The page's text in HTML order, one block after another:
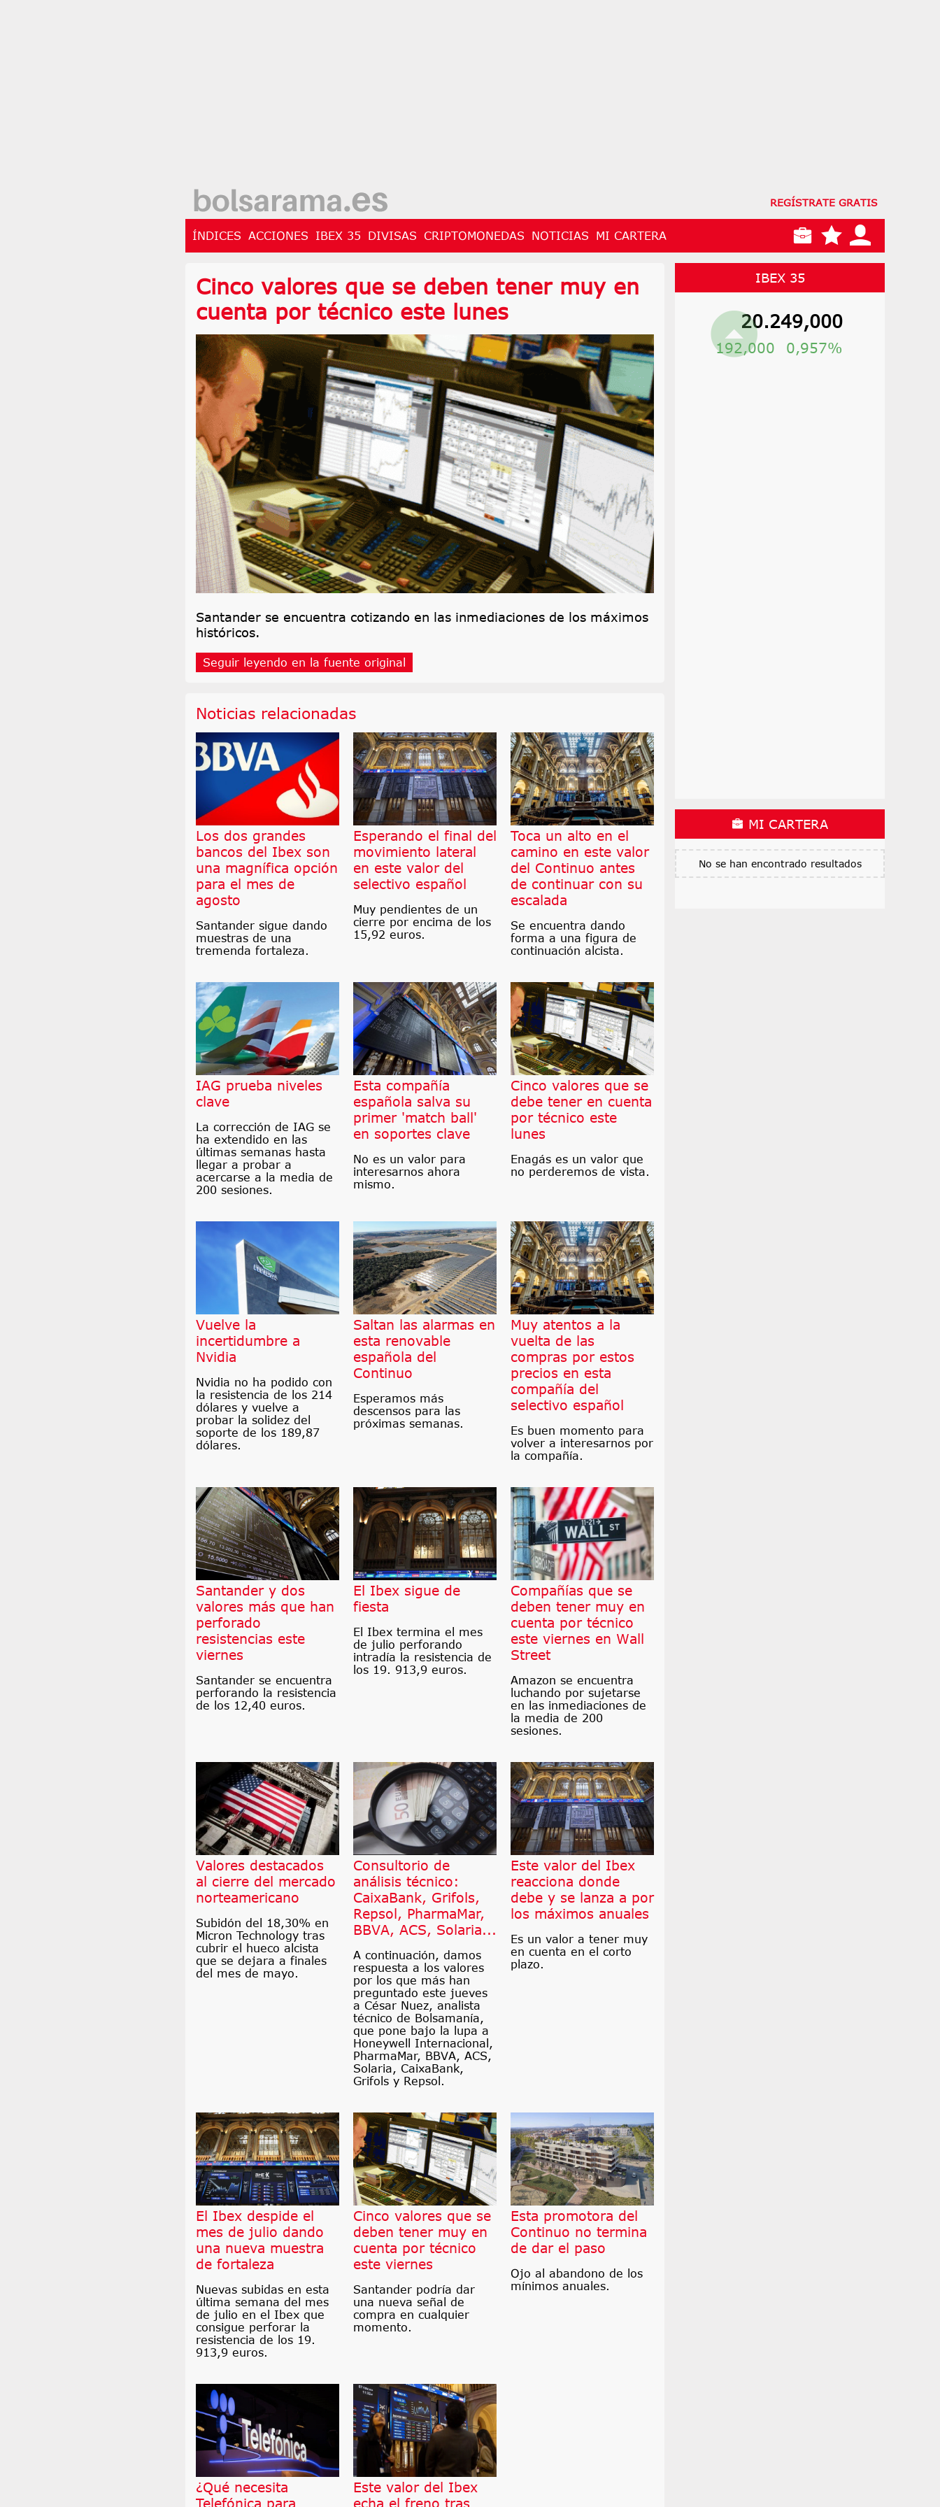
REGÍSTRATE GRATIS
ÍNDICES ACCIONES IBEX 35 DIVISAS CRIPTOMONEDAS NOTICIAS MI CARTERA
Cinco valores que se deben tener muy en
cuenta por técnico este lunes
Santander se encuentra cotizando en las inmediaciones de los máximos
históricos.
Seguir leyendo en la fuente original
Noticias relacionadas
Los dos grandes
bancos del Ibex son
una magnífica opción
para el mes de
agosto
Santander sigue dando
muestras de una
tremenda fortaleza.
Esperando el final del
movimiento lateral
en este valor del
selectivo español
Muy pendientes de un
cierre por encima de los
15,92 euros.
Toca un alto en el
camino en este valor
del Continuo antes
de continuar con su
escalada
Se encuentra dando
forma a una figura de
continuación alcista.
IAG prueba niveles
clave
La corrección de IAG se
ha extendido en las
últimas semanas hasta
llegar a probar a
acercarse a la media de
200 sesiones.
Esta compañía
española salva su
primer 'match ball'
en soportes clave
No es un valor para
interesarnos ahora
mismo.
Cinco valores que se
debe tener en cuenta
por técnico este
lunes
Enagás es un valor que
no perderemos de vista.
Vuelve la
incertidumbre a
Nvidia
Nvidia no ha podido con
la resistencia de los 214
dólares y vuelve a
probar la solidez del
soporte de los 189,87
dólares.
Saltan las alarmas en
esta renovable
española del
Continuo
Esperamos más
descensos para las
próximas semanas.
Muy atentos a la
vuelta de las
compras por estos
precios en esta
compañía del
selectivo español
Es buen momento para
volver a interesarnos por
la compañía.
Santander y dos
valores más que han
perforado
resistencias este
viernes
Santander se encuentra
perforando la resistencia
de los 12,40 euros.
El Ibex sigue de
fiesta
El Ibex termina el mes
de julio perforando
intradía la resistencia de
los 19. 913,9 euros.
Compañías que se
deben tener muy en
cuenta por técnico
este viernes en Wall
Street
Amazon se encuentra
luchando por sujetarse
en las inmediaciones de
la media de 200
sesiones.
Valores destacados
al cierre del mercado
norteamericano
Subidón del 18,30% en
Micron Technology tras
cubrir el hueco alcista
que se dejara a finales
del mes de mayo.
Consultorio de
análisis técnico:
CaixaBank, Grifols,
Repsol, PharmaMar,
BBVA, ACS, Solaria...
A continuación, damos
respuesta a los valores
por los que más han
preguntado este jueves
a César Nuez, analista
técnico de Bolsamanía,
que pone bajo la lupa a
Honeywell Internacional,
PharmaMar, BBVA, ACS,
Solaria, CaixaBank,
Grifols y Repsol.
Este valor del Ibex
reacciona donde
debe y se lanza a por
los máximos anuales
Es un valor a tener muy
en cuenta en el corto
plazo.
El Ibex despide el
mes de julio dando
una nueva muestra
de fortaleza
Nuevas subidas en esta
última semana del mes
de julio en el Ibex que
consigue perforar la
resistencia de los 19.
913,9 euros.
Cinco valores que se
deben tener muy en
cuenta por técnico
este viernes
Santander podría dar
una nueva señal de
compra en cualquier
momento.
Esta promotora del
Continuo no termina
de dar el paso
Ojo al abandono de los
mínimos anuales.
¿Qué necesita
Telefónica para
Este valor del Ibex
echa el freno tras
IBEX 35
20.249,000
192,000 0,957%
MI CARTERA
No se han encontrado resultados